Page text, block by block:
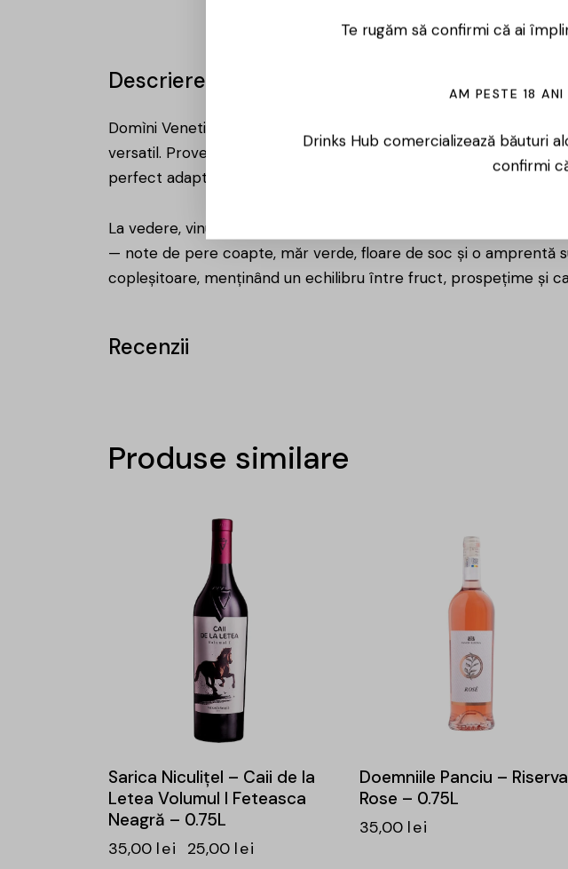
Descriere
Domìni Veneti Pinot Grigio delle Venezie DOC 2023 surprinde
versatil. Provenit din zonele răcoroase ale podgoriilor venete,
perfect adaptat gusturilor contemporane.
La vedere, vinul afișează o culoare galben-pai deschis, cu
— note de pere coapte, măr verde, floare de soc și o amprentă
copleșitoare, menținând un echilibru între fruct, prospețime și
Recenzii
Produse similare
Sarica Niculițel – Caii de la
Letea Volumul I Feteasca
Neagră – 0.75L
35,00 lei 25,00 lei
Doemniile Panciu – Riserva
Rose – 0.75L
35,00 lei
Te rugăm să confirmi că ai
AM PESTE 18 ANI
Drinks Hub comercializează băuturi
confirmi